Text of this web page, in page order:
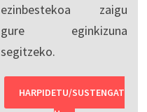
ezinbestekoa zaigu
gure eginkizuna
segitzeko.
HARPIDETU/SUSTENGAT